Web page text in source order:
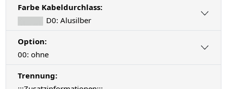
Farbe Kabeldurchlass:
D0: Alusilber
Option:
00: ohne
Trennung: